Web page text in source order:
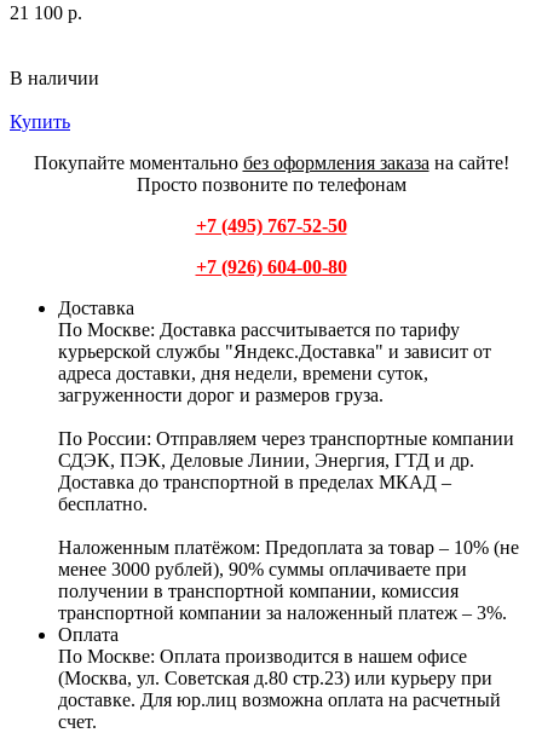
21 100 р.
В наличии
Купить
Покупайте моментально без оформления заказа на сайте!
Просто позвоните по телефонам
+7 (495) 767-52-50
+7 (926) 604-00-80
Доставка
По Москве: Доставка рассчитывается по тарифу
курьерской службы "Яндекс.Доставка" и зависит от
адреса доставки, дня недели, времени суток,
загруженности дорог и размеров груза.
По России: Отправляем через транспортные компании
СДЭК, ПЭК, Деловые Линии, Энергия, ГТД и др.
Доставка до транспортной в пределах МКАД –
бесплатно.
Наложенным платёжом: Предоплата за товар – 10% (не
менее 3000 рублей), 90% суммы оплачиваете при
получении в транспортной компании, комиссия
транспортной компании за наложенный платеж – 3%.
Оплата
По Москве: Оплата производится в нашем офисе
(Москва, ул. Советская д.80 стр.23) или курьеру при
доставке. Для юр.лиц возможна оплата на расчетный
счет.